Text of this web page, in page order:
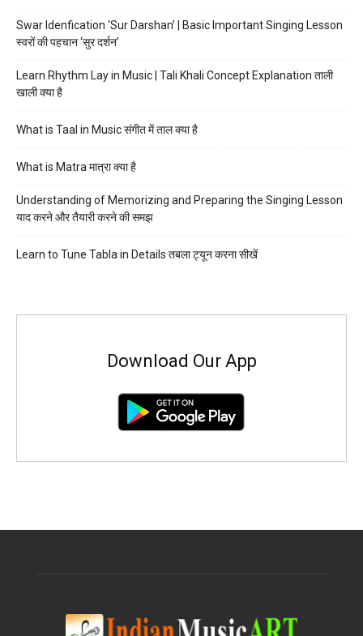
Swar Idenfication ‘Sur Darshan’ | Basic Important Singing Lesson
स्वरों की पहचान ‘सुर दर्शन’
Learn Rhythm Lay in Music | Tali Khali Concept Explanation ताली
खाली क्या है
What is Taal in Music संगीत में ताल क्या है
What is Matra मात्रा क्या है
Understanding of Memorizing and Preparing the Singing Lesson
याद करने और तैयारी करने की समझ
Learn to Tune Tabla in Details तबला ट्यून करना सीखें
Download Our App